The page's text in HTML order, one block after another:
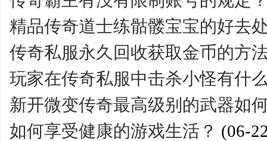
精品传奇道士练骷髅宝宝的好去
传奇私服永久回收获取金币的方
玩家在传奇私服中击杀小怪有什
新开微变传奇最高级别的武器如
如何享受健康的游戏生活？ (06-